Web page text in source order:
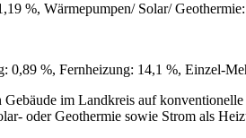
%, Wärmepumpen/ Solar/
%, Fernheizung: 14,1 %,
im Landkreis auf
oder Geothermie sowie Strom als